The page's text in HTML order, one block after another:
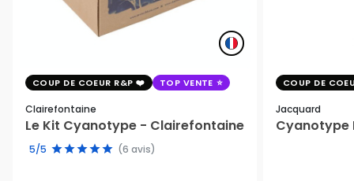
COUP DE COEUR R&P TOP VENTE
Clairefontaine
Le Kit Cyanotype - Clairefontaine
5/5 (6 avis)
COUP DE
Jacquard
Cyanotype